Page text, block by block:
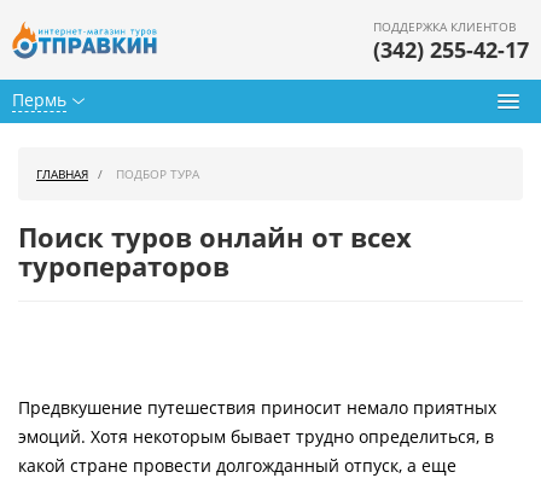
Пермь
ПОДДЕРЖКА КЛИЕНТОВ
(342) 255-42-17
Горящие туры
Страны
Как купить
ГЛАВНАЯ ПОДБОР ТУРА
Поиск туров онлайн от всех
туроператоров
Предвкушение путешествия приносит немало приятных
эмоций. Хотя некоторым бывает трудно определиться, в
какой стране провести долгожданный отпуск, а еще